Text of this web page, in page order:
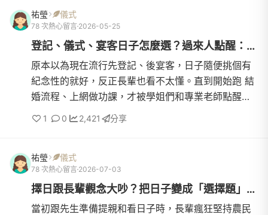
祐瑩 儀式
78 次熱心留言 2026-05-25
登記、儀式、宴客日子怎麼選？過來人點醒：這兩天才是八字擇日的...
原本以為現在流行先登記、後宴客，日子隨便挑個有
紀念性的就好，反正長輩也看不太懂。直到開始跑 結
婚流程、上網做功課，才被學姐們和專業老師點醒，
原來我們都搞錯重點了！😭本來跟隊友為了要把預算
和精力花在看哪一...
1 0 2,421 分享
祐瑩 儀式
78 次熱心留言 2026-07-03
擇日跟長輩觀念大吵？把日子變成「選擇題」，給長輩體面下台階才...
當初跟先生準備提親和看日子時，長輩瘋狂堅持農民